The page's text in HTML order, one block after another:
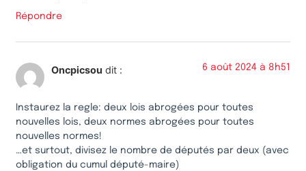
Répondre
Oncpicsou dit : 6 août 2024 à 8h51
Instaurez la regle: deux lois abrogées pour toutes
nouvelles lois, deux normes abrogées pour toutes
nouvelles normes!
…et surtout, divisez le nombre de députés par deux (avec
obligation du cumul député-maire)